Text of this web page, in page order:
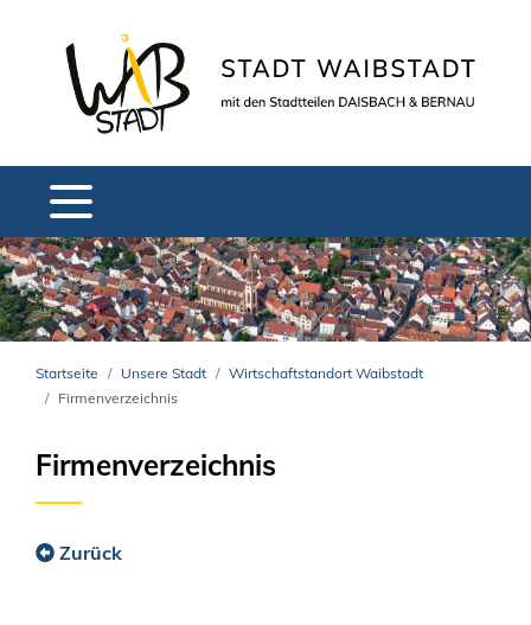
Startseite Unsere Stadt
Wirtschaftstandort Waibstadt
Firmenverzeichnis
Firmenverzeichnis
Zurück